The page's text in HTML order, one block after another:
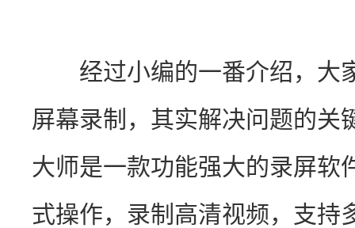
经过小编的一番介绍，大
屏幕录制，其实解决问题的关
大师是一款功能强大的录屏软
式操作，录制高清视频，支持